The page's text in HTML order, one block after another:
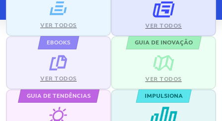
VER TODOS VER TODOS
EBOOKS
VER TODOS
GUIA DE INOVAÇÃO
VER TODOS
GUIA DE TENDÊNCIAS IMPULSIONA